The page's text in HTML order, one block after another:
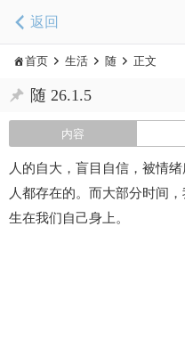
返回
首页 生活 随 正文
随 26.1.5
内容
人的自大，盲目自信，被情
人都存在的。而大部分时间
生在我们自己身上。